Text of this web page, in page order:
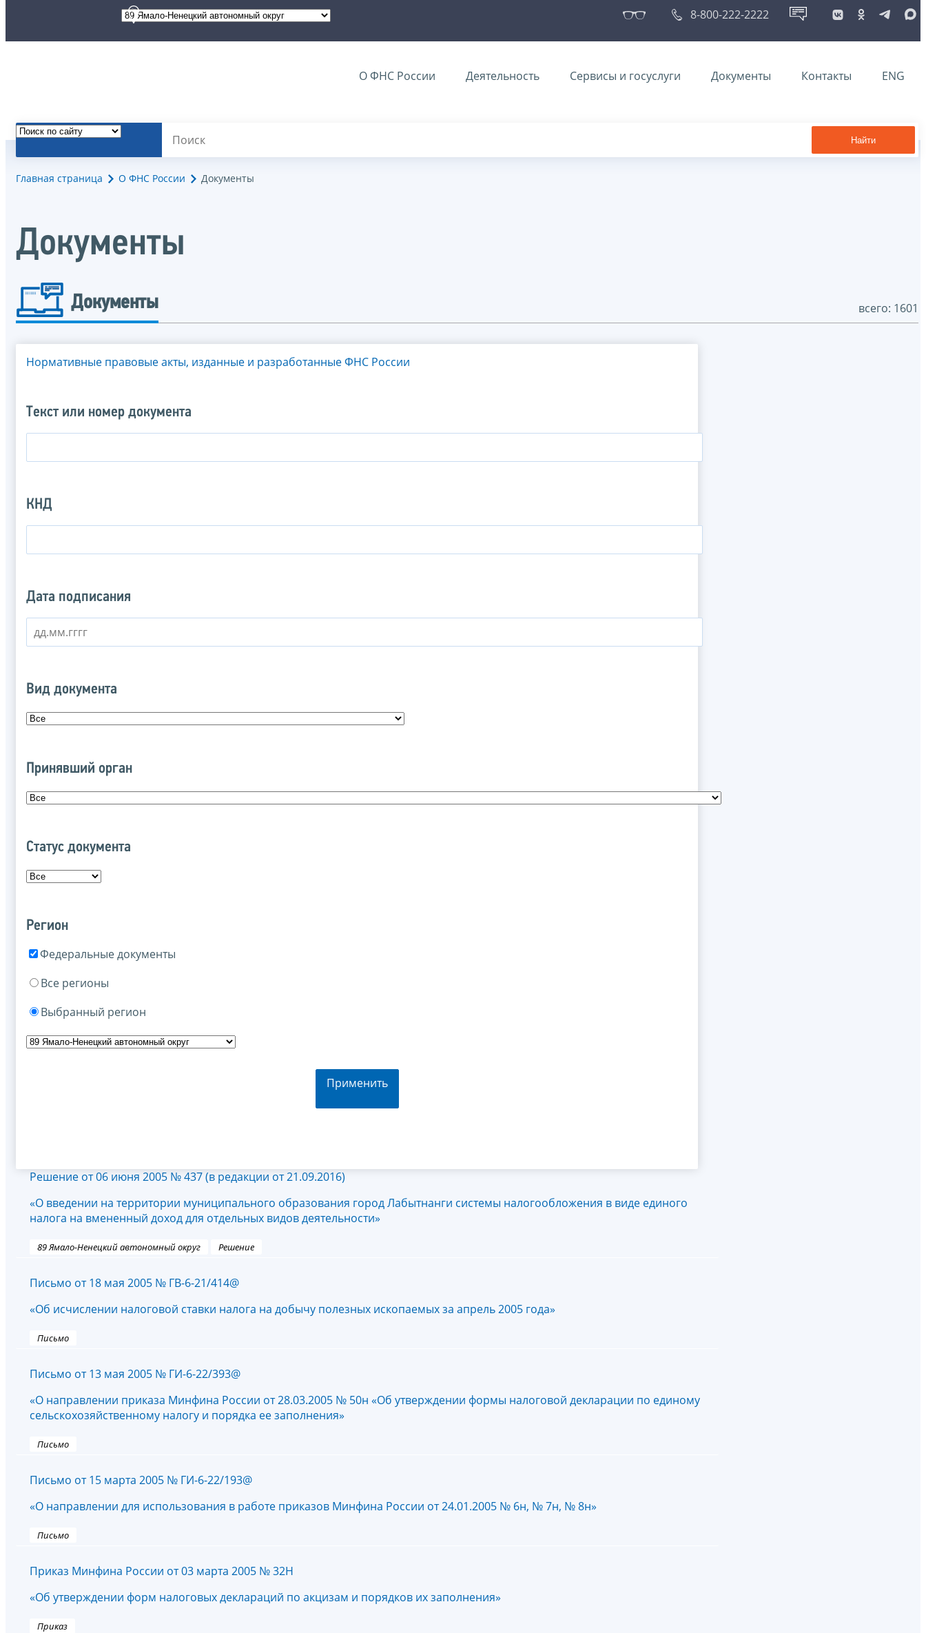
8-800-222-2222
О ФНС России Деятельность Сервисы и госуслуги Документы Контакты ENG
Найти
Главная страница О ФНС России Документы
Документы
Документы всего: 1601
Нормативные правовые акты, изданные и разработанные ФНС России
Текст или номер документа
КНД
Дата подписания
Вид документа
Принявший орган
Статус документа
Регион
Федеральные документы
Все регионы
Выбранный регион
Применить
Решение от 06 июня 2005 № 437 (в редакции от 21.09.2016)
«О введении на территории муниципального образования город Лабытнанги системы налогообложения в виде единого
налога на вмененный доход для отдельных видов деятельности»
89 Ямало-Ненецкий автономный округ Решение
Письмо от 18 мая 2005 № ГВ-6-21/414@
«Об исчислении налоговой ставки налога на добычу полезных ископаемых за апрель 2005 года»
Письмо
Письмо от 13 мая 2005 № ГИ-6-22/393@
«О направлении приказа Минфина России от 28.03.2005 № 50н «Об утверждении формы налоговой декларации по единому
сельскохозяйственному налогу и порядка ее заполнения»
Письмо
Письмо от 15 марта 2005 № ГИ-6-22/193@
«О направлении для использования в работе приказов Минфина России от 24.01.2005 № 6н, № 7н, № 8н»
Письмо
Приказ Минфина России от 03 марта 2005 № 32Н
«Об утверждении форм налоговых деклараций по акцизам и порядков их заполнения»
Приказ